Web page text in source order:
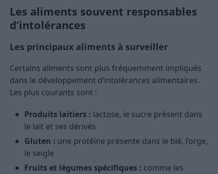
Les aliments souvent responsables
d’intolérances
Les principaux aliments à surveiller
Certains aliments sont plus fréquemment impliqués
dans le développement d’intolérances alimentaires.
Les plus courants sont :
Produits laitiers : lactose, le sucre présent dans
le lait et ses dérivés
Gluten : une protéine présente dans le blé, l’orge,
le seigle
Fruits et légumes spécifiques : comme les